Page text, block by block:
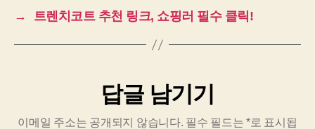
→
트렌치코트 추천 링크, 쇼핑러 필수 클릭!
답글 남기기
이메일 주소는 공개되지 않습니다. 필수 필드는*로 표시됩